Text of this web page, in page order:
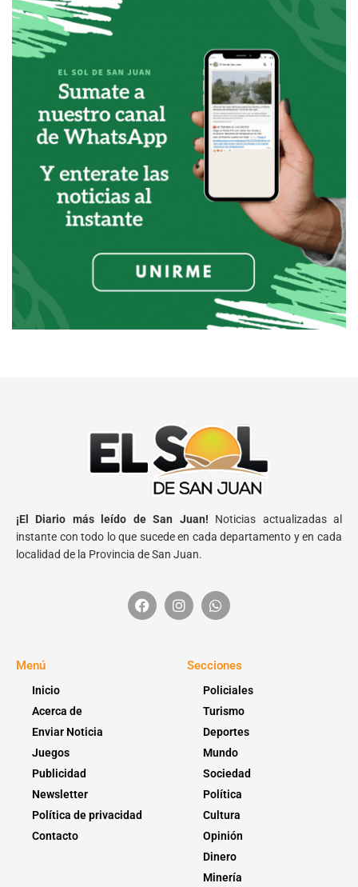
¡El Diario más leído de San Juan! Noticias actualizadas al
instante con todo lo que sucede en cada departamento y en cada
localidad de la Provincia de San Juan.
Menú
Inicio
Acerca de
Enviar Noticia
Juegos
Publicidad
Newsletter
Política de privacidad
Contacto
Secciones
Policiales
Turismo
Deportes
Mundo
Sociedad
Política
Cultura
Opinión
Dinero
Minería